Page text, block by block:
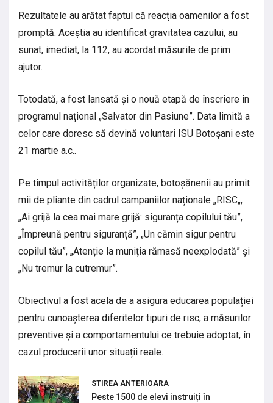
Rezultatele au arătat faptul că reacția oamenilor a fost
promptă. Aceștia au identificat gravitatea cazului, au
sunat, imediat, la 112, au acordat măsurile de prim
ajutor.
Totodată, a fost lansată și o nouă etapă de înscriere în
programul național „Salvator din Pasiune”. Data limită a
celor care doresc să devină voluntari ISU Botoșani este
21 martie a.c..
Pe timpul activităților organizate, botoșănenii au primit
mii de pliante din cadrul campaniilor naționale „RISC„,
„Ai grijă la cea mai mare grijă: siguranța copilului tău”,
„Împreună pentru siguranță”, „Un cămin sigur pentru
copilul tău”, „Atenție la muniția rămasă neexplodată” și
„Nu tremur la cutremur”.
Obiectivul a fost acela de a asigura educarea populației
pentru cunoașterea diferitelor tipuri de risc, a măsurilor
preventive și a comportamentului ce trebuie adoptat, în
cazul producerii unor situații reale.
STIREA ANTERIOARA
Peste 1500 de elevi instruiți în